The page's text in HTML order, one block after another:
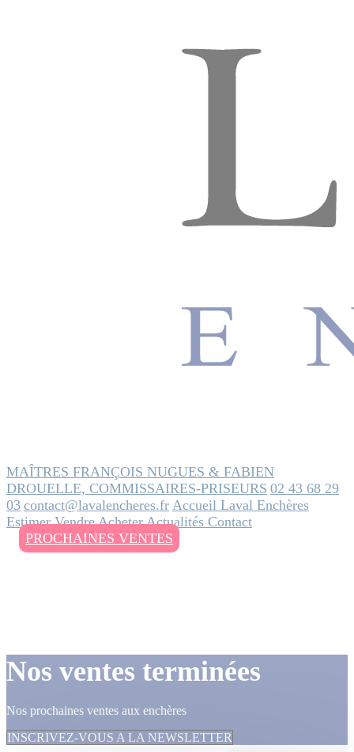
MAÎTRES FRANÇOIS NUGUES & FABIEN
DROUELLE, COMMISSAIRES-PRISEURS 02 43 68 29
03 contact@lavalencheres.fr Accueil Laval Enchères
EstimerVendreAcheterActualités Contact
PROCHAINES VENTES
Nos ventes terminées
Nos prochaines ventes aux enchères
INSCRIVEZ-VOUS A LA NEWSLETTER